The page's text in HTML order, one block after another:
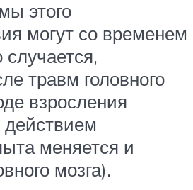
этого
могут со временем
травм головного
взросления
действием
меняется и
мозга).